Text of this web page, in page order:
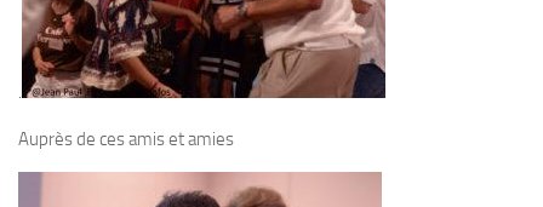
.
Auprès de ces amis et amies